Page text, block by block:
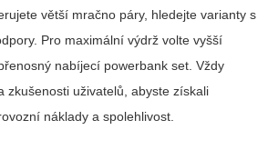
větší mračno páry, hledejte varianty s
Pro maximální výdrž volte vyšší
nabíjecí powerbank set. Vždy
zkušenosti uživatelů, abyste získali
náklady a spolehlivost.